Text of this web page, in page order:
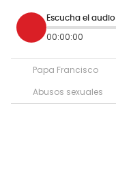
Escucha el audio
00:00:00
Papa Francisco
Abusos sexuales